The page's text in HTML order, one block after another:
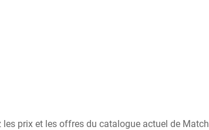
prix et les offres du catalogue actuel de Match